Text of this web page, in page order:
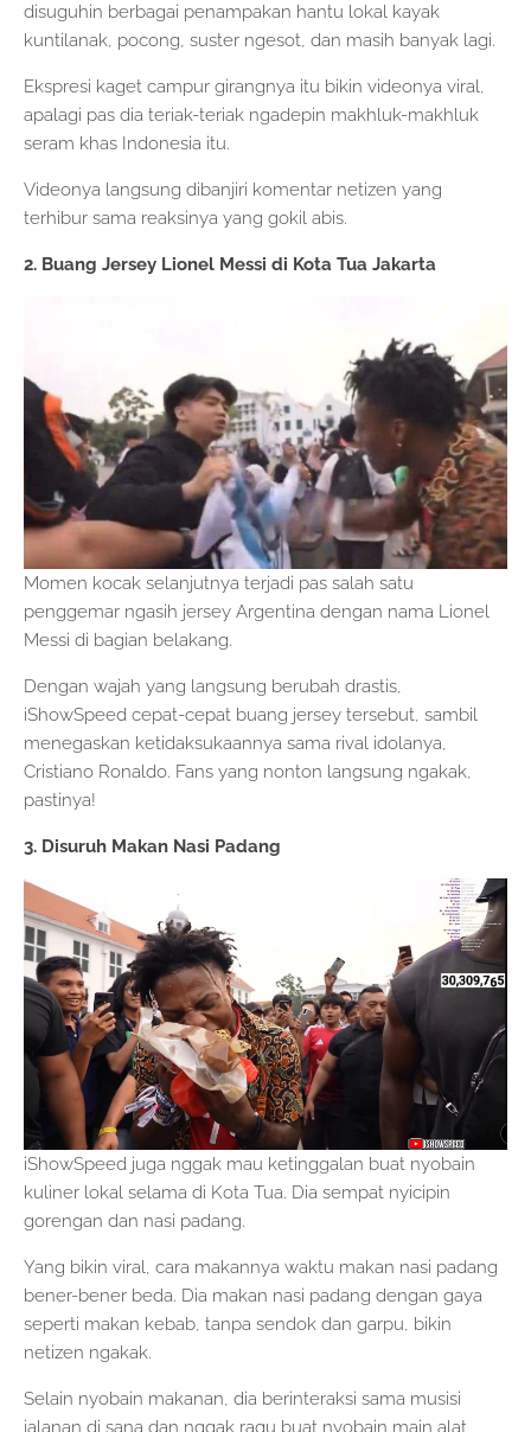
disuguhin berbagai penampakan hantu lokal kayak
kuntilanak, pocong, suster ngesot, dan masih banyak lagi.
Ekspresi kaget campur girangnya itu bikin videonya viral,
apalagi pas dia teriak-teriak ngadepin makhluk-makhluk
seram khas Indonesia itu.
Videonya langsung dibanjiri komentar netizen yang
terhibur sama reaksinya yang gokil abis.
2. Buang Jersey Lionel Messi di Kota Tua Jakarta
Momen kocak selanjutnya terjadi pas salah satu
penggemar ngasih jersey Argentina dengan nama Lionel
Messi di bagian belakang.
Dengan wajah yang langsung berubah drastis,
iShowSpeed cepat-cepat buang jersey tersebut, sambil
menegaskan ketidaksukaannya sama rival idolanya,
Cristiano Ronaldo. Fans yang nonton langsung ngakak,
pastinya!
3. Disuruh Makan Nasi Padang
iShowSpeed juga nggak mau ketinggalan buat nyobain
kuliner lokal selama di Kota Tua. Dia sempat nyicipin
gorengan dan nasi padang.
Yang bikin viral, cara makannya waktu makan nasi padang
bener-bener beda. Dia makan nasi padang dengan gaya
seperti makan kebab, tanpa sendok dan garpu, bikin
netizen ngakak.
Selain nyobain makanan, dia berinteraksi sama musisi
jalanan di sana dan nggak ragu buat nyobain main alat